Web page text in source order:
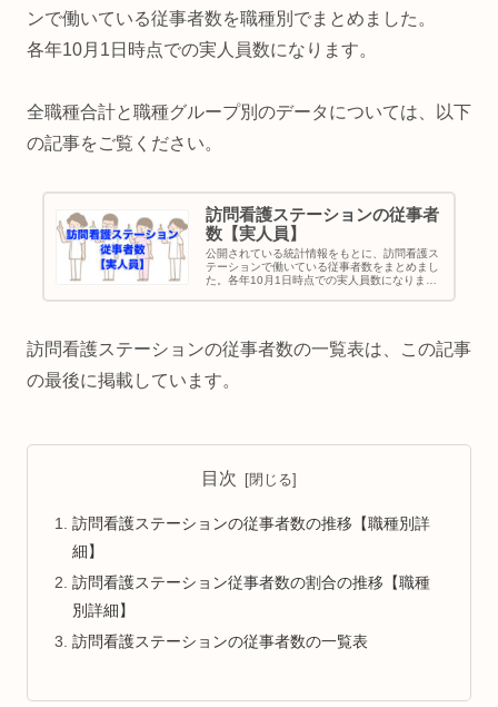
ンで働いている従事者数を職種別でまとめました。
各年10月1日時点での実人員数になります。
全職種合計と職種グループ別のデータについては、以下
の記事をご覧ください。
訪問看護ステーションの従事者
数【実人員】
公開されている統計情報をもとに、訪問看護ス
テーションで働いている従事者数をまとめまし
た。各年10月1日時点での実人員数になりま
訪問看護ステーションの従事者数の一覧表は、この記事
の最後に掲載しています。
目次
訪問看護ステーションの従事者数の推移【職種別詳
細】
訪問看護ステーション従事者数の割合の推移【職種
別詳細】
訪問看護ステーションの従事者数の一覧表